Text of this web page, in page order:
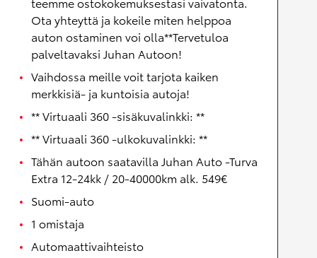
Ota yhteyttä ja kokeile miten helppoa
auton ostaminen voi olla**Tervetuloa
palveltavaksi Juhan Autoon!
Vaihdossa meille voit tarjota kaiken
merkkisiä- ja kuntoisia autoja!
** Virtuaali 360 -sisäkuvalinkki: **
** Virtuaali 360 -ulkokuvalinkki: **
Tähän autoon saatavilla Juhan Auto -Turva
Extra 12-24kk / 20-40000km alk. 549€
Suomi-auto
1 omistaja
Automaattivaihteisto